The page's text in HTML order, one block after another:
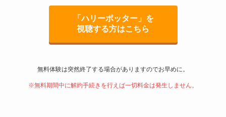
「ハリーポッター」を
視聴する方はこちら
無料体験は突然終了する場合がありますのでお早めに。
※無料期間中に解約手続きを行えば一切料金は発生しません。